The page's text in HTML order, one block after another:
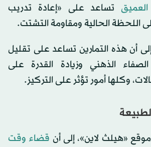
تساعد على «إعادة تدريب
اللحظة الحالية ومقاومة التشتت.
أن هذه التمارين تساعد على تقليل
الذهني وزيادة القدرة على
وكلها أمور تؤثر على التركيز.
«هيلث لاين»، إلى أن قضاء وقت